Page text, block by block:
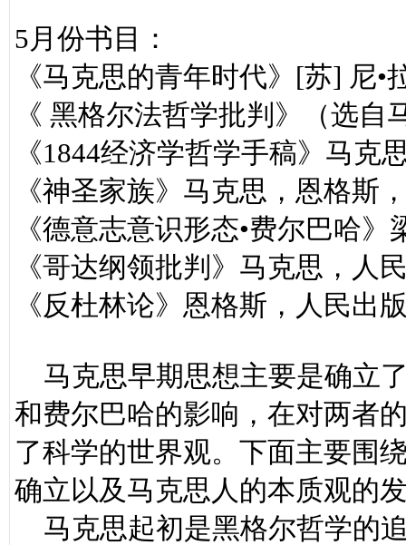
5月份书目：
《马克思的青年时代》[苏] 尼
《 黑格尔法哲学批判》（选
《1844经济学哲学手稿》马克
《神圣家族》马克思，恩格斯
《德意志意识形态•费尔巴哈
《哥达纲领批判》马克思，人
《反杜林论》恩格斯，人民出
马克思早期思想主要是确立
和费尔巴哈的影响，在对两者
了科学的世界观。下面主要围
确立以及马克思人的本质观的
马克思起初是黑格尔哲学的